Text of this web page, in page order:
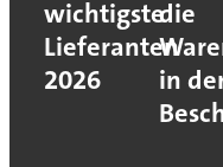
wichtigste
Lieferanten
2026
die
in